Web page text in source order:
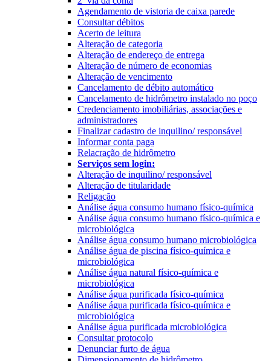
Agendamento de vistoria de caixa parede
Consultar débitos
Acerto de leitura
Alteração de categoria
Alteração de endereço de entrega
Alteração de número de economias
Alteração de vencimento
Cancelamento de débito automático
Cancelamento de hidrômetro instalado no poço
Credenciamento imobiliárias, associações e
administradores
Finalizar cadastro de inquilino/ responsável
Informar conta paga
Relacração de hidrômetro
Serviços sem login:
Alteração de inquilino/ responsável
Alteração de titularidade
Religação
Análise água consumo humano físico-química
Análise água consumo humano físico-química e
microbiológica
Análise água consumo humano microbiológica
Análise água de piscina físico-química e
microbiológica
Análise água natural físico-química e
microbiológica
Análise água purificada físico-química
Análise água purificada físico-química e
microbiológica
Análise água purificada microbiológica
Consultar protocolo
Denunciar furto de água